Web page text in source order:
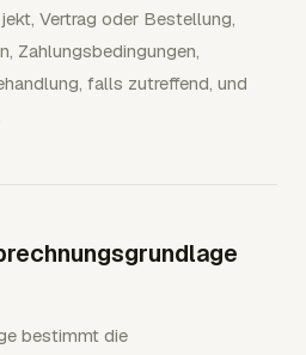
Vertrag oder Bestellung,
Zahlungsbedingungen,
falls zutreffend, und
bestimmt die